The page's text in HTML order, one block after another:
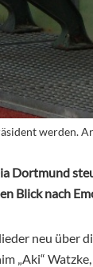
werden.
Dortmund
Blick nach
neu über
„Aki“